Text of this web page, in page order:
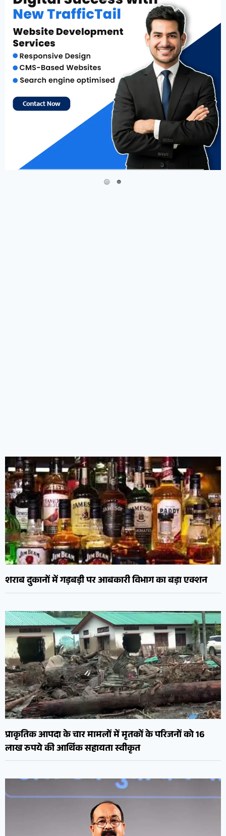
शराब दुकानों में गड़बड़ी पर आबकारी विभाग का बड़ा एक्शन
प्राकृतिक आपदा के चार मामलों में मृतकों के परिजनों को 16
लाख रुपये की आर्थिक सहायता स्वीकृत